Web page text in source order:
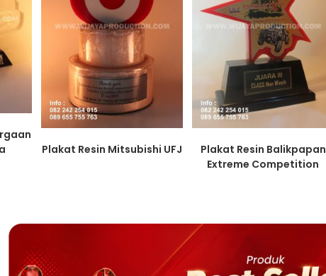
Plakat Resin Mitsubishi UFJ
Plakat Resin Balikpapan
Extreme Competition